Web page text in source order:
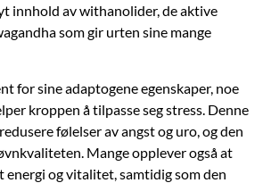
innhold av withanolider, de aktive
som gir urten sine mange
for sine adaptogene egenskaper, noe
kroppen å tilpasse seg stress. Denne
følelser av angst og uro, og den
Mange opplever også at
energi og vitalitet, samtidig som den